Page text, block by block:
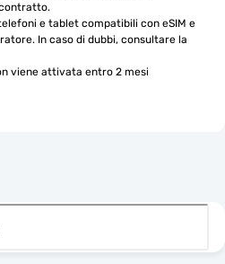
e tablet compatibili con eSIM e
In caso di dubbi, consultare la
viene attivata entro 2 mesi